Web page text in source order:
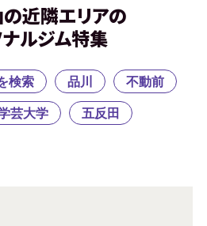
近隣エリアの
ルジム特集
検索 品川 不動前
芸大学 五反田